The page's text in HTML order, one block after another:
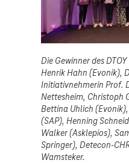
Die Gewinner des
Henrik Hahn (Evonik),
Initiativnehmerin Prof.
Nettesheim, Christoph
Bettina Uhlich
(SAP), Henning
Walker (Asklepios),
Springer), Detecon-
Wamsteker.